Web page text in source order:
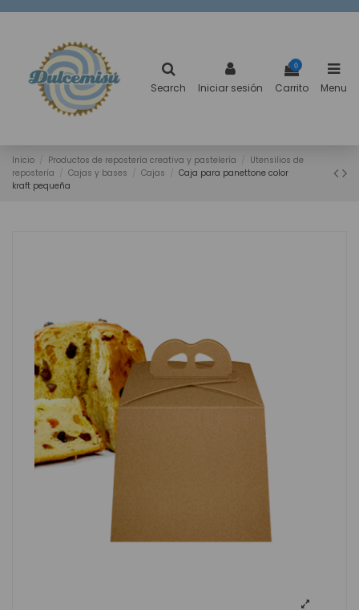
Search Iniciar sesión
0
Carrito Menu
Inicio Productos de repostería creativa y pastelería
Utensilios de
repostería
Cajas y bases Cajas
Caja para panettone color
kraft pequeña